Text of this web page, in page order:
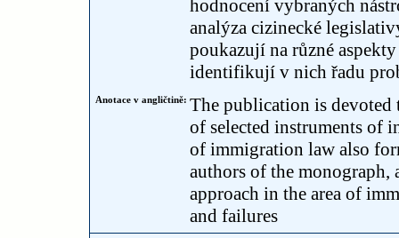
hodnocení vybraných
analýza cizinecké
poukazují na různé
identifikují v nich řadu
Anotace v angličtině: The publication is
of selected instruments of
of immigration law also
authors of the monograph,
approach in the area of
and failures